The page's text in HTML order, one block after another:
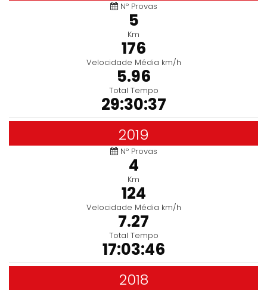
Nº Provas
5
Km
176
Velocidade Média km/h
5.96
Total Tempo
29:30:37
2019
Nº Provas
4
Km
124
Velocidade Média km/h
7.27
Total Tempo
17:03:46
2018